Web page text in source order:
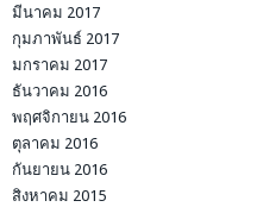
มีนาคม 2017
กุมภาพันธ์ 2017
มกราคม 2017
ธันวาคม 2016
พฤศจิกายน 2016
ตุลาคม 2016
กันยายน 2016
สิงหาคม 2015